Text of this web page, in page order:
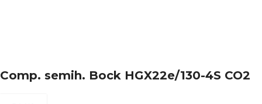
Comp. semih. Bock HGX22e/130-4S CO2